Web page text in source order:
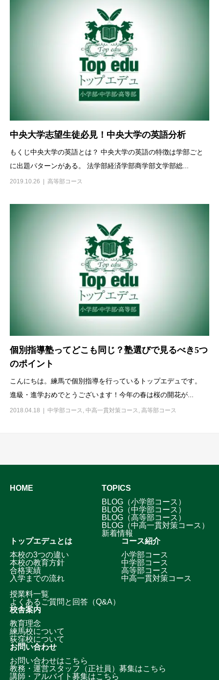
中央大学志望生徒必見！中央大学の英語分析
もくじ中央大学の英語とは？ 中央大学の英語の特徴は学部ごと
に出題パターンがある。 法学部経済学部商学部文学部総...
2019.10.26 高等部コース
個別指導塾ってどこも同じ？塾選びで見るべき5つ
のポイント
こんにちは。練馬で個別指導を行っているトップエデュです。
進級・進学おめでとうございます！今年の春は桜の開花が...
2018.04.18 中学部コース, 中高一貫対策コース, 高等部コース
HOME
TOPICS
BLOG（小学部コース）
BLOG（中学部コース）
BLOG（高等部コース）
BLOG（中高一貫対策コース）
新着情報
トップエデュとは
本校の3つの違い
本校の教育方針
合格実績
入学までの流れ
授業料一覧
よくあるご質問と回答（Q&A）
コース紹介
小学部コース
中学部コース
高等部コース
中高一貫対策コース
校舎案内
教育理念
練馬校について
荻窪校について
お問い合わせ
お問い合わせはこちら
教務・運営スタッフ（正社員）募集はこちら
講師・アルバイト募集はこちら